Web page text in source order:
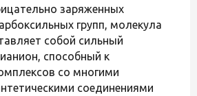
заряженных
групп, молекула
собой сильный
способный к
со многими
соединениями